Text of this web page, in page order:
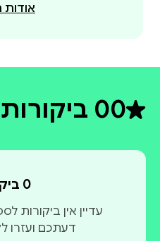
אודות
0דירוג ממוצע 0
0 ביקורות
0 ביקורות
עדיין אין
דעתכם ועזרו